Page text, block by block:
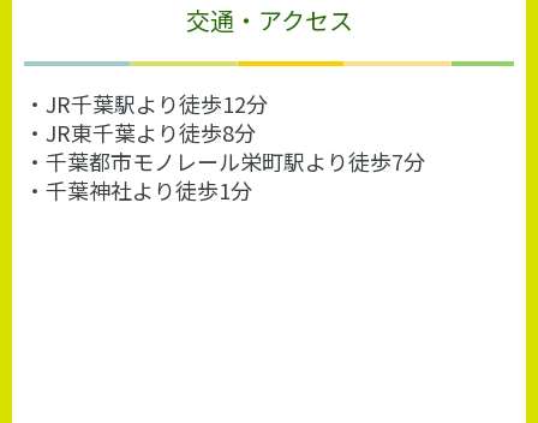
交通・アクセス
・JR千葉駅より徒歩12分
・JR東千葉より徒歩8分
・千葉都市モノレール栄町駅より徒歩7分
・千葉神社より徒歩1分